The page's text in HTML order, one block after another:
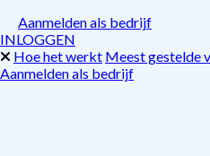
Aanmelden als bedrijf
INLOGGEN
Hoe het werkt Meest gestelde
Aanmelden als bedrijf